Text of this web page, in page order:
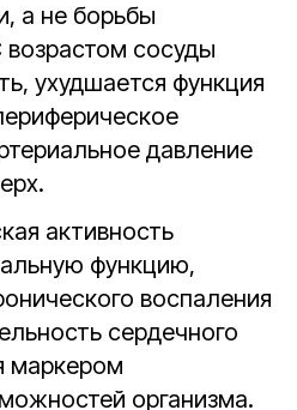
а не борьбы
сосуды
ухудшается функция
давление
активность
функцию,
воспаления
сердечного
маркером
организма.